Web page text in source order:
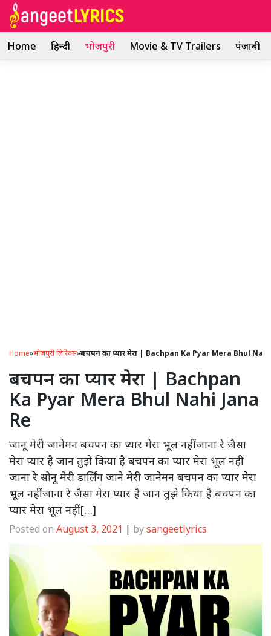
Skip
Home हिन्दी भोजपुरी Movie & TV Trailers पंजाबी
Home»भोजपुरी लिरिक्स»बचपन का प्यार मेरा | Bachpan Ka Pyar Mera Bhul
बचपन का प्यार मेरा | Bachpan
Ka Pyar Mera Bhul Nahi Jana
Re
जानू मेरी जानेमन बचपन का प्यार मेरा भूल नहीं जाना रे जैसा
मेरा प्यार है जान तुझे किया है बचपन का प्यार मेरा भूल नहीं
जाना रे सोनू मेरी डार्लिंग जाने मेरी जानेमन बचपन का प्यार मेरा
भूल नहीं जाना रे जैसा मेरा प्यार है जान तुझे किया है बचपन का
प्यार मेरा भूल नहीं […]
Posted on August 3, 2021 | bysangeetlyrics